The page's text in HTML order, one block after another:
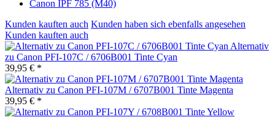
Canon IPF 785 (M40)
Kunden kauften auch Kunden haben sich ebenfalls angesehen
Kunden kauften auch
Alternativ
zu Canon PFI-107C / 6706B001 Tinte Cyan
39,95 € *
Alternativ zu Canon PFI-107M / 6707B001 Tinte Magenta
39,95 € *